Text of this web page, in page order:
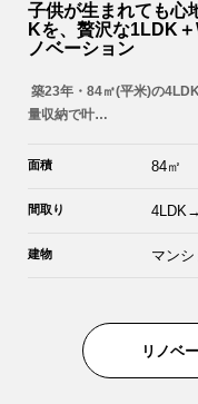
子供が生まれても心
Kを、贅沢な1LDK
ノベーション
築23年・84㎡(平米)の
量収納で叶…
面積 84㎡
間取り
建物 マンシ
リノベ